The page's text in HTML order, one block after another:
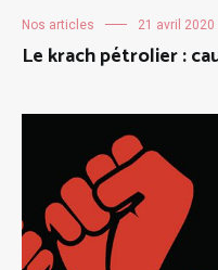
Nos articles 21 avril 2020
Le krach pétrolier :